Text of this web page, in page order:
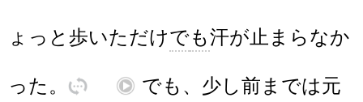
ょっと 歩いただけでも汗が止 ま らなか
った 。 訳 再 でも 、 少し前 までは元